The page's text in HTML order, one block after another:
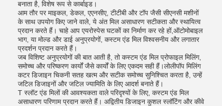
बनाता है, विशेष रूप से कार्बाइड।
आम तौर पर माइकल, डेकल, एएनसीए, टीटीबी और टॉप जैसी सीएनसी मशीनों
के साथ उपयोग किए जाने वाले, ये अंत मिल असाधारण सटीकता और स्थायित्व
प्रदान करते हैं। चाहे आप एयरोस्पेस घटकों का निर्माण कर रहे हों,ऑटोमोबाइल
भाग, या मोल्ड और डाई अनुप्रयोगों, कस्टम एंड मिल विश्वसनीय और लगातार
प्रदर्शन प्रदान करते हैं।
जब विशिष्ट अनुप्रयोगों की बात आती है, तो कस्टम एंड मिल प्रोफाइल मिलिंग,
समोच्च और परिष्करण कार्यों जैसे कार्यों के लिए एकदम सही हैं।लोलीपॉप मिलिंग
कटर डिजाइन चिकनी सतह खत्म और सटीक समोच्च सुनिश्चित करता है, उन्हें
जटिल डिजाइनों और जटिल ज्यामिति के लिए आदर्श बनाते हैं।
T स्लॉट एंड मिलों की आवश्यकता वाले परिदृश्यों के लिए, कस्टम एंड मिल
असाधारण परिणाम प्रदान करते हैं। अद्वितीय डिजाइन कुशल स्लॉटिंग और कीवे